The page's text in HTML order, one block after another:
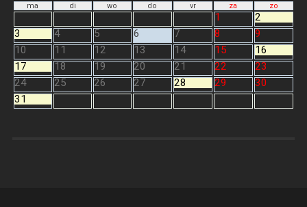
ma di wo do vr za zo
1
2
3
4 5 6 7 8
9
10
11 12 13 14 15
16
17
18 19 20 21 22
23
24
25 26 27 28 29
30
31